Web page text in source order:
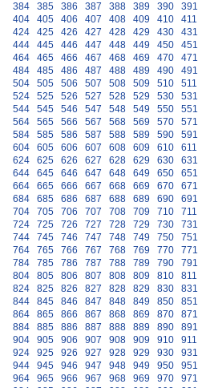
384
385 386 387 388 389 390 391
404
405 406 407 408 409 410 411
424
425 426 427 428 429 430 431
444
445 446 447 448 449 450 451
464
465 466 467 468 469 470 471
484
485 486 487 488 489 490 491
504
505 506 507 508 509 510 511
524
525 526 527 528 529 530 531
544
545 546 547 548 549 550 551
564
565 566 567 568 569 570 571
584
585 586 587 588 589 590 591
604
605 606 607 608 609 610 611
624
625 626 627 628 629 630 631
644
645 646 647 648 649 650 651
664
665 666 667 668 669 670 671
684
685 686 687 688 689 690 691
704
705 706 707 708 709 710 711
724
725 726 727 728 729 730 731
744
745 746 747 748 749 750 751
764
765 766 767 768 769 770 771
784
785 786 787 788 789 790 791
804
805 806 807 808 809 810 811
824
825 826 827 828 829 830 831
844
845 846 847 848 849 850 851
864
865 866 867 868 869 870 871
884
885 886 887 888 889 890 891
904
905 906 907 908 909 910 911
924
925 926 927 928 929 930 931
944
945 946 947 948 949 950 951
964
965 966 967 968 969 970 971